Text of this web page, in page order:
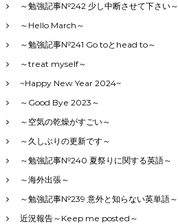
～勉強記事№242 少し中断させて下さい～
～Hello March～
～勉強記事№241 Go toとhead to～
～treat myself～
~Happy New Year 2024~
～Good Bye 2023～
～空気の乾燥がすごい～
～久しぶりの更新です～
～勉強記事№240 夏祭りに関する英語～
～海外出張～
～勉強記事№239 意外と知らない英単語～
近況報告～Keep me posted～